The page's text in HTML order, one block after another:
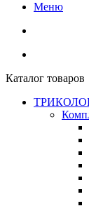
Меню
Каталог товаров